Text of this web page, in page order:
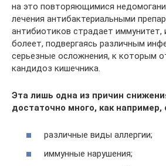
на это повторяющимися
лечения антибактериальными
антибиотиков страдает иммунитет,
болеет, подвергаясь различным
серьезные осложнения, к которым
кандидоз кишечника.
Эта лишь одна из причин
достаточно много, как
различные виды аллергии;
иммунные нарушения;